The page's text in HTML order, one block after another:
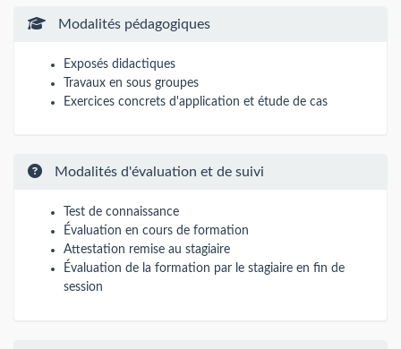
Modalités pédagogiques
Exposés didactiques
Travaux en sous groupes
Exercices concrets d'application et étude de cas
Modalités d'évaluation et de suivi
Test de connaissance
Évaluation en cours de formation
Attestation remise au stagiaire
Évaluation de la formation par le stagiaire en fin de
session